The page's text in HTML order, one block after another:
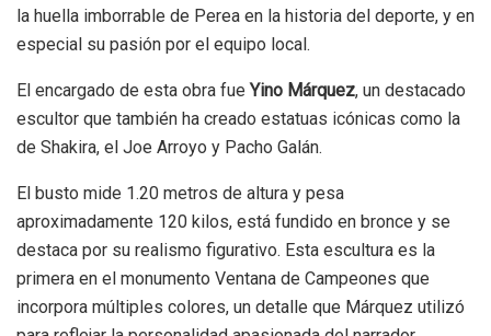
la huella imborrable de Perea en la historia del deporte, y en
especial su pasión por el equipo local.
El encargado de esta obra fueYino Márquez, un destacado
escultor que también ha creado estatuas icónicas como la
de Shakira, el Joe Arroyo y Pacho Galán.
El busto mide 1.20 metros de altura y pesa
aproximadamente 120 kilos, está fundido en bronce y se
destaca por su realismo figurativo. Esta escultura es la
primera en el monumento Ventana de Campeones que
incorpora múltiples colores, un detalle que Márquez utilizó